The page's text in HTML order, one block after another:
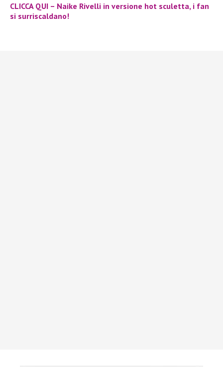
CLICCA QUI – Naike Rivelli in versione hot sculetta, i fan
si surriscaldano!